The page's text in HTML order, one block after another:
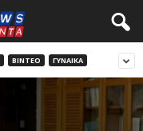
ΒΊΝΤΕΟ ΓΥΝΑΙΚΑ